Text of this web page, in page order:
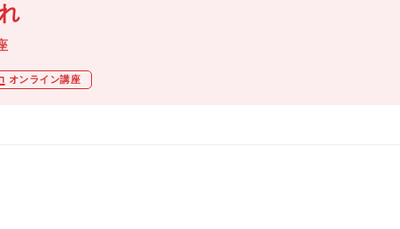
動画・合格実績
講座説明動画
オンライン講座